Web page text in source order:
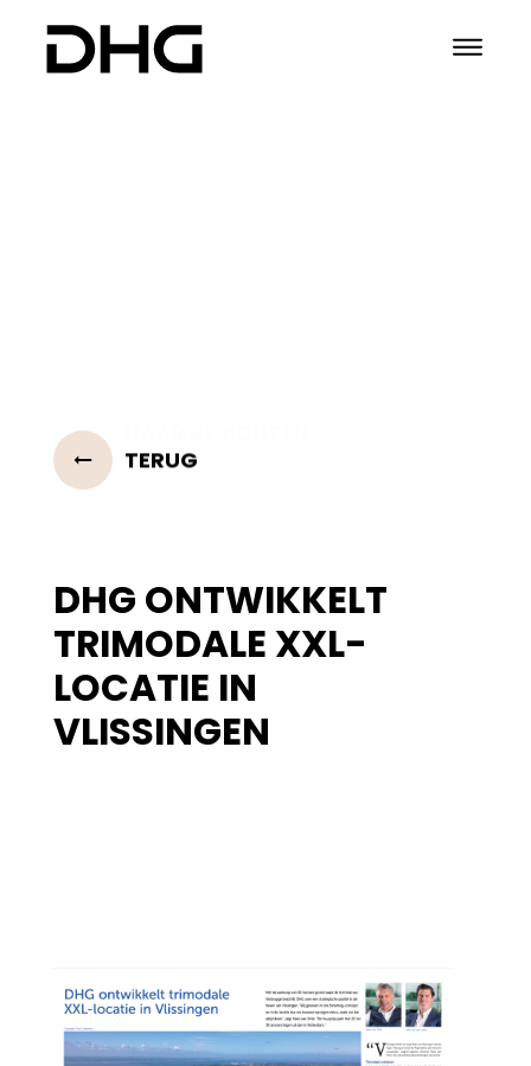
TERUG
DHG ONTWIKKELT
TRIMODALE XXL-
LOCATIE IN
VLISSINGEN